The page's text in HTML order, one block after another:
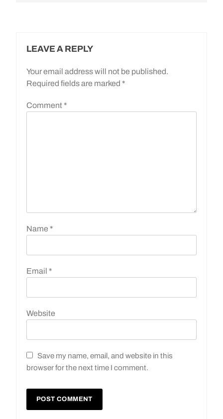
LEAVE A REPLY
Your email address will not be published.
Required fields are marked *
Comment *
Name *
Email *
Website
Save my name, email, and website in this
browser for the next time I comment.